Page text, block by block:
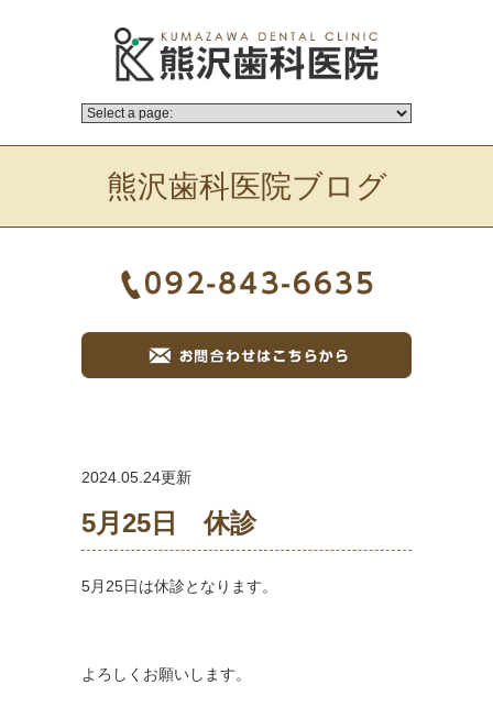
熊沢歯科医院ブログ
2024.05.24更新
5月25日 休診
5月25日は休診となります。
よろしくお願いします。